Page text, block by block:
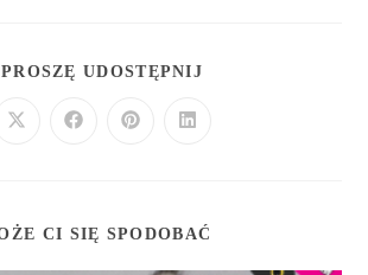
PROSZĘ UDOSTĘPNIJ
CI SIĘ SPODOBAĆ